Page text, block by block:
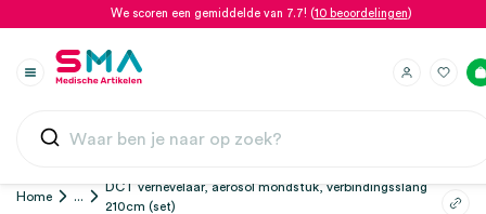
We scoren een gemiddelde van 7.7! (10 beoordelingen)
Home ...
DCT vernevelaar, aerosol mondstuk, verbindingsslang
210cm (set)